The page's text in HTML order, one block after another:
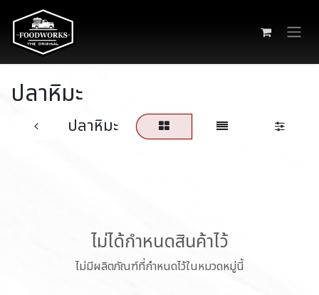
Skip to Content
ปลาหิมะ
ปลาหิมะ
ไม่ได้กำหนดสินค้าไว้
ไม่มีผลิตภัณฑ์ที่กำหนดไว้ในหมวดหมู่นี้